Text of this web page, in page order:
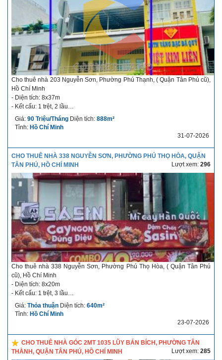
Cho thuê nhà 203 Nguyễn Sơn, Phường Phú Thạnh, ( Quận Tân Phú cũ),
Hồ Chí Minh
- Diện tích: 8x37m
- Kết cấu: 1 trệt, 2 lầu
- Giá cho thuê: 90 triệu/tháng
- Thời hạn cho thuê: dài hạn
Mô tả chi tiết về nhà cho thuê: Diện tích lớn, ngang rộng hiếm, không gian
sử dụng thoải mái. Khu dân cư đông đúc, tuyến đường kinh doanh ổn
định. Phù hợp: showroom, trung tâm đào tạo, spa, văn phòng, kho kết hợp
kinh doanh...
Công ty Bất Động Sản Nhà phố Corner Land
Nhân viên: Support
Phone: 0931859731
Email: hotro1.cornerland@gmail.com
Giá: 90 Triệu/Tháng Diện tích: 888m²
Tỉnh: Hồ Chí Minh
31-07-2026
CHO THUÊ NHÀ 338 NGUYỄN SƠN, PHƯỜNG PHÚ THỌ HÒA, QUẬN
TÂN PHÚ, HỒ CHÍ MINH
Lượt xem: 296
Cho thuê nhà 338 Nguyễn Sơn, Phường Phú Thọ Hòa, ( Quận Tân Phú
cũ), Hồ Chí Minh
- Diện tích: 8x20m
- Kết cấu: 1 trệt, 3 lầu
- Giá cho thuê: Liên hệ
- Thời hạn cho thuê: dài hạn
Mô tả chi tiết về nhà cho thuê: Khu vực đông dân cư, tuyến đường sầm
uất, giao thông thuận tiện . Phù hợp: mở văn phòng, spa, showroom, trung
tâm đào tạo, kinh doanh đa ngành
Giá: Thỏa thuận Diện tích: 640m²
Tỉnh: Hồ Chí Minh
23-07-2026
CHO THUÊ NHÀ GÓC 2MT 1035 LŨY BÁN BÍCH, PHƯỜNG TÂN
THÀNH, QUẬN TÂN PHÚ, HỒ CHÍ MINH
Lượt xem: 285